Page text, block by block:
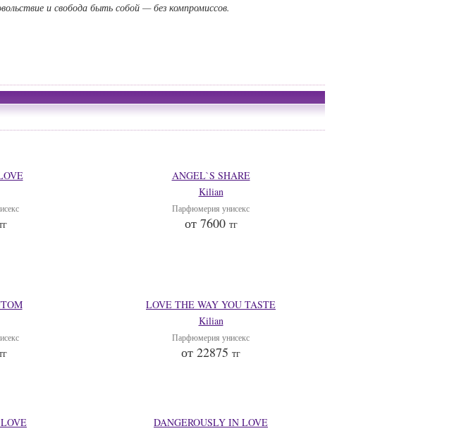
и свобода быть собой — без компромиссов.
ANGEL`S SHARE
Kilian
Парфюмерия унисекс
от 7600 тг
LOVE THE WAY YOU TASTE
Kilian
Парфюмерия унисекс
от 22875 тг
DANGEROUSLY IN LOVE